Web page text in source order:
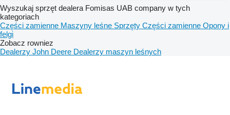
Wyszukaj sprzęt dealera Fomisas UAB company w tych
kategoriach
Części zamienne Maszyny leśne Sprzęty Części zamienne Opony i
felgi
Zobacz rowniez
Dealerzy John Deere Dealerzy maszyn leśnych